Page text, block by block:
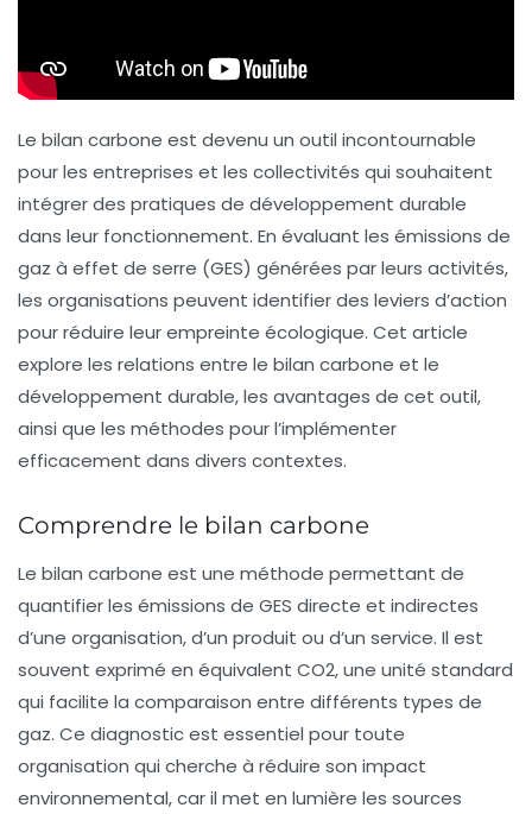
Le bilan carbone est devenu un outil incontournable
pour les entreprises et les collectivités qui souhaitent
intégrer des pratiques de développement durable
dans leur fonctionnement. En évaluant les émissions de
gaz à effet de serre (GES) générées par leurs activités,
les organisations peuvent identifier des leviers d’action
pour réduire leur empreinte écologique. Cet article
explore les relations entre le bilan carbone et le
développement durable, les avantages de cet outil,
ainsi que les méthodes pour l’implémenter
efficacement dans divers contextes.
Comprendre le bilan carbone
Le bilan carbone est une méthode permettant de
quantifier les émissions de GES directe et indirectes
d’une organisation, d’un produit ou d’un service. Il est
souvent exprimé en équivalent CO2, une unité standard
qui facilite la comparaison entre différents types de
gaz. Ce diagnostic est essentiel pour toute
organisation qui cherche à réduire son impact
environnemental, car il met en lumière les sources